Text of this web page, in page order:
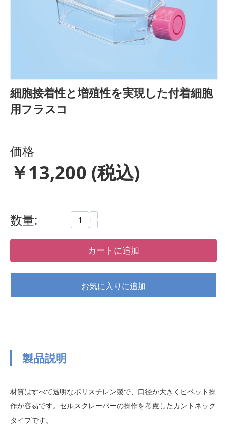
細胞接着性と増殖性を実現した付着細胞
用フラスコ
価格
￥13,200 (税込)
数量: +
−
カートに追加
製品説明
材質はすべて透明なポリスチレン製で、口径が大きくピペット操
作が容易です。セルスクレーパーの操作を考慮したカントネック
タイプです。